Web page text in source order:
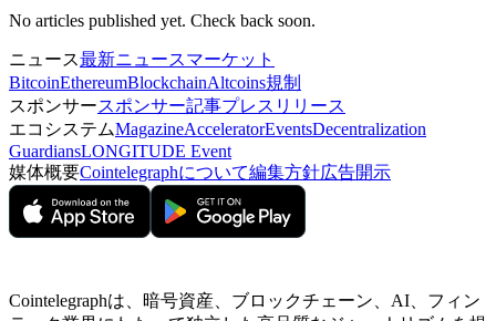
No articles published yet. Check back soon.
ニュース最新ニュースマーケット
BitcoinEthereumBlockchainAltcoins規制
スポンサースポンサー記事プレスリリース
エコシステムMagazineAcceleratorEventsDecentralization
GuardiansLONGITUDE Event
媒体概要Cointelegraphについて編集方針広告開示
Cointelegraphは、暗号資産、ブロックチェーン、AI、フィン